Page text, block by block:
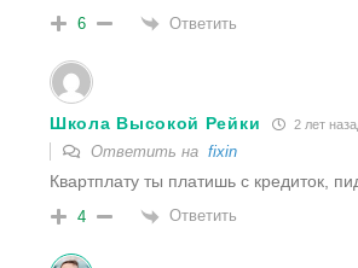
6 Ответить
Школа Высокой Рейки 2 лет
Ответить на fixin
Квартплату ты платишь с кредиток,
4 Ответить